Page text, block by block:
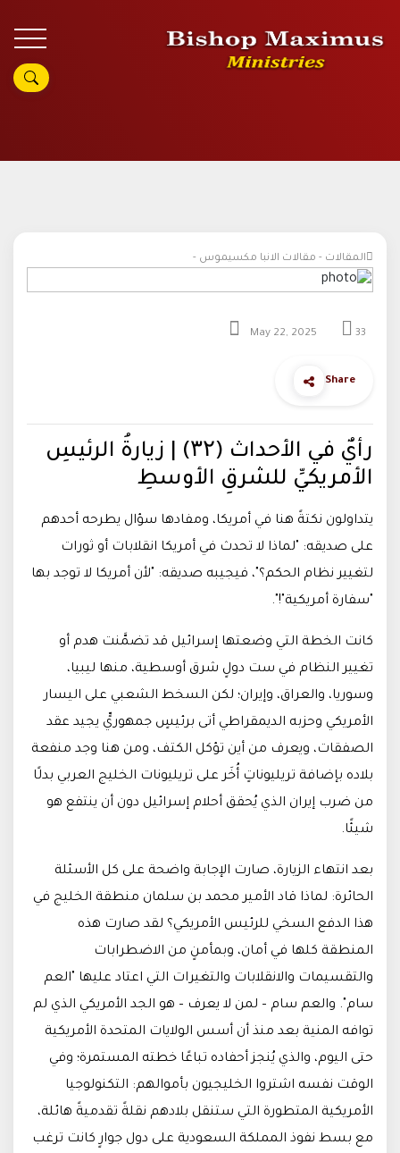
المقالات - مقالات الانبا مكسيموس -
May 22, 2025 33
Share
رأيٌ في الأحداث (۳۲) | زيارةُ الرئيسِ
الأمريكيِّ للشرقِ الأوسطِ
يتداولون نكتةً هنا في أمريكا، ومفادها سؤال يطرحه أحدهم
على صديقه: "لماذا لا تحدث في أمريكا انقلابات أو ثورات
لتغيير نظام الحكم؟"، فيجيبه صديقه: "لأن أمريكا لا توجد بها
"سفارة أمريكية"!".
كانت الخطة التي وضعتها إسرائيل قد تضمَّنت هدم أو
تغيير النظام في ست دولٍ شرق أوسطية، منها ليبيا،
وسوريا، والعراق، وإيران؛ لكن السخط الشعبي على اليسار
الأمريكي وحزبه الديمقراطي أتى برئيسٍ جمهوريٍّ يجيد عقد
الصفقات، ويعرف من أين تؤكل الكتف، ومن هنا وجد منفعة
بلاده بإضافة تريليوناتٍ أُخَر على تريليونات الخليج العربي بدلًا
من ضرب إيران الذي يُحقق أحلام إسرائيل دون أن ينتفع هو
شيئًا.
بعد انتهاء الزيارة، صارت الإجابة واضحة على كل الأسئلة
الحائرة: لماذا قاد الأمير محمد بن سلمان منطقة الخليج في
هذا الدفع السخي للرئيس الأمريكي؟ لقد صارت هذه
المنطقة كلها في أمان، وبمأمنٍ من الاضطرابات
والتقسيمات والانقلابات والتغيرات التي اعتاد عليها "العم
سام". والعم سام – لمن لا يعرف – هو الجد الأمريكي الذي لم
توافه المنية بعد منذ أن أسس الولايات المتحدة الأمريكية
حتى اليوم، والذي يُنجز أحفاده تباعًا خطته المستمرة؛ وفي
الوقت نفسه اشتروا الخليجيون بأموالهم: التكنولوجيا
الأمريكية المتطورة التي ستنقل بلادهم نقلةً تقدميةً هائلة،
مع بسط نفوذ المملكة السعودية على دول جوارٍ كانت ترغب